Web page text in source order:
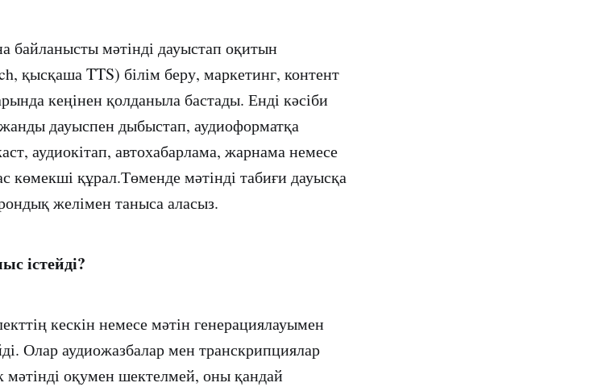
мәтінді дауыстап оқитын
қысқаша TTS) білім беру, маркетинг, контент
кеңінен қолданыла бастады. Енді кәсіби
дауыспен дыбыстап, аудиоформатқа
аудиокітап, автохабарлама, жарнама немесе
көмекші құрал.Төменде мәтінді табиғи дауысқа
желімен таныса аласыз.
істейді?
кескін немесе мәтін генерациялауымен
Олар аудиожазбалар мен транскрипциялар
оқумен шектелмей, оны қандай